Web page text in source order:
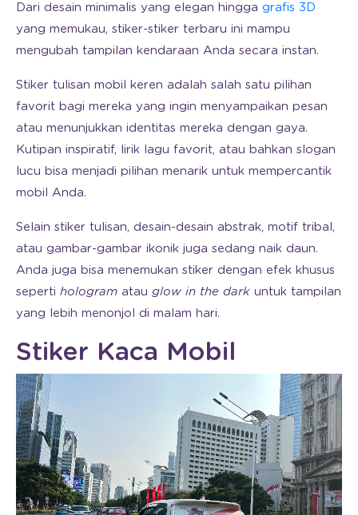
Dari desain minimalis yang elegan hingga grafis 3D
yang memukau, stiker-stiker terbaru ini mampu
mengubah tampilan kendaraan Anda secara instan.
Stiker tulisan mobil keren adalah salah satu pilihan
favorit bagi mereka yang ingin menyampaikan pesan
atau menunjukkan identitas mereka dengan gaya.
Kutipan inspiratif, lirik lagu favorit, atau bahkan slogan
lucu bisa menjadi pilihan menarik untuk mempercantik
mobil Anda.
Selain stiker tulisan, desain-desain abstrak, motif tribal,
atau gambar-gambar ikonik juga sedang naik daun.
Anda juga bisa menemukan stiker dengan efek khusus
seperti hologram atau glow in the dark untuk tampilan
yang lebih menonjol di malam hari.
Stiker Kaca Mobil